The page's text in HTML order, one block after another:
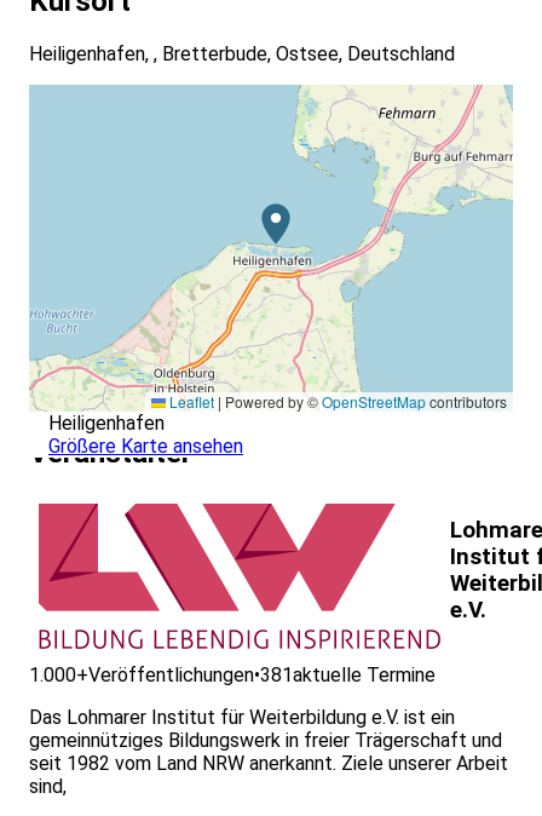
Heiligenhafen, , Bretterbude, Ostsee, Deutschland
Leaflet | Powered by ©OpenStreetMapcontributors
Heiligenhafen
Größere Karte ansehen
Veranstalter
Institut
e.V.
1.000+Veröffentlichungen•381aktuelle Termine
Das Lohmarer Institut für Weiterbildung e.V. ist ein
gemeinnütziges Bildungswerk in freier Trägerschaft und
seit 1982 vom Land NRW anerkannt. Ziele unserer Arbeit
sind,